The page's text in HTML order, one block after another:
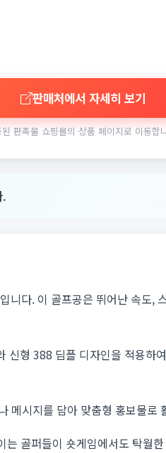
판매처에서 자세히 보기
된 판촉물 쇼핑몰의 상품 페이지로 이동합
.
니다. 이 골프공은 뛰어난 속도,
신형 388 딤플 디자인을 적용하
메시지를 담아 맞춤형 홍보물로
골퍼들이 숏게임에서도 탁월